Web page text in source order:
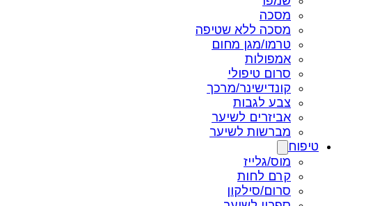
מסכה
מסכה ללא שטיפה
טרמו/מגן מחום
אמפולות
סרום טיפולי
קונדישינר/מרכך
צבע לגבות
אביזרים לשיער
מברשות לשיער
טיפוח
מוס/גלייז
קרם לחות
סרום/סילקון